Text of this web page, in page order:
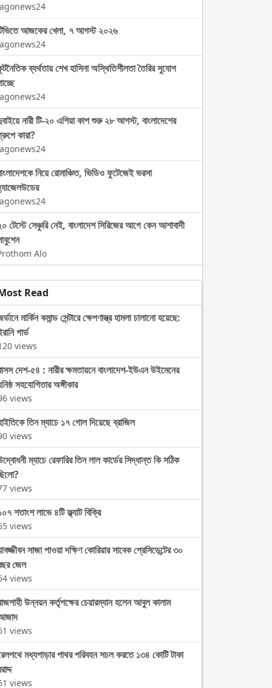
আজকের খেলা, ৭ আগস্ট ২০২৬
ব্যর্থতায় শেখ হাসিনা অস্থিতিশীলতা তৈরির সুযোগ
নারী টি-২০ এশিয়া কাপ শুরু ২৮ আগস্ট, বাংলাদেশের
কারা?
নিয়ে রোমাঞ্চিত, ভিডিও ফুটেজেই ভরসা
টেস্টে সেঞ্চুরি নেই, বাংলাদেশ সিরিজের আগে কেন আশাবাদী
Alo
Read
মার্কিন কমান্ড সেন্টারে ক্ষেপণাস্ত্র হামলা চালানো হয়েছে:
গার্ড
views
দেশ-৫৪ : নারীর ক্ষমতায়নে বাংলাদেশ-ইউএন উইমেনের
সহযোগিতার অঙ্গীকার
views
তিন ম্যাচে ১৭ গোল দিয়েছে ব্রাজিল
views
ম্যাচে রেফারির তিন লাল কার্ডের সিদ্ধান্ত কি সঠিক
views
শতাংশ লাভে ৪টি ফ্ল্যাট বিক্রি
views
সাজা পাওয়া দক্ষিণ কোরিয়ার সাবেক প্রেসিডেন্টের ৩০
জেল
views
উন্নয়ন কর্তৃপক্ষের চেয়ারম্যান হলেন আবুল কালাম
views
মধ্যপাড়ার পাথর পরিবহন সচল করতে ১৩৪ কোটি টাকা
views